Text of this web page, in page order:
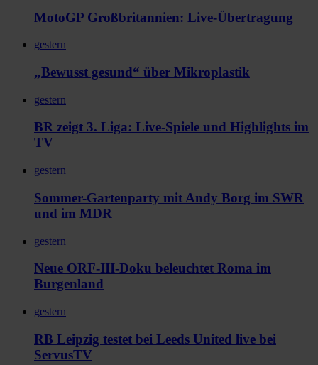
MotoGP Großbritannien: Live-Übertragung
gestern
„Bewusst gesund“ über Mikroplastik
gestern
BR zeigt 3. Liga: Live-Spiele und Highlights im
TV
gestern
Sommer-Gartenparty mit Andy Borg im SWR
und im MDR
gestern
Neue ORF-III-Doku beleuchtet Roma im
Burgenland
gestern
RB Leipzig testet bei Leeds United live bei
ServusTV